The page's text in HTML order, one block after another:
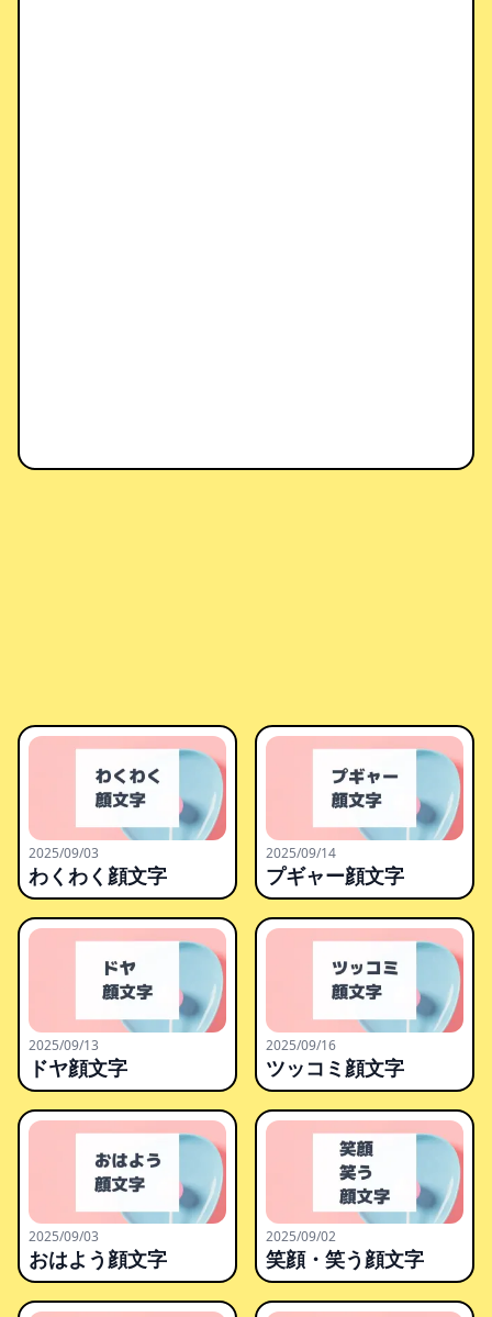
2025/09/03
わくわく顔文字
2025/09/14
プギャー顔文字
2025/09/13
ドヤ顔文字
2025/09/16
ツッコミ顔文字
2025/09/03
おはよう顔文字
2025/09/02
笑顔・笑う顔文字